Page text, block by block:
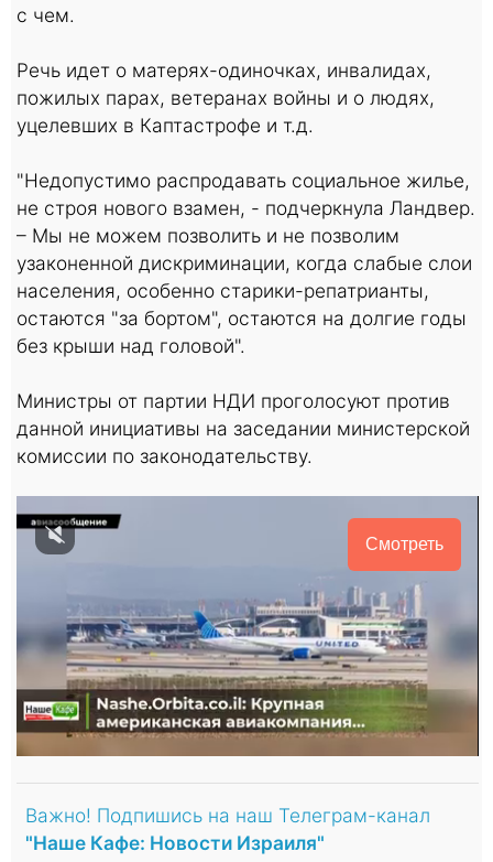
с чем.
Речь идет о матерях-одиночках, инвалидах,
пожилых парах, ветеранах войны и о людях,
уцелевших в Каптастрофе и т.д.
"Недопустимо распродавать социальное жилье,
не строя нового взамен, - подчеркнула Ландвер.
– Мы не можем позволить и не позволим
узаконенной дискриминации, когда слабые слои
населения, особенно старики-репатрианты,
остаются "за бортом", остаются на долгие годы
без крыши над головой".
Министры от партии НДИ проголосуют против
данной инициативы на заседании министерской
комиссии по законодательству.
Смотреть
Важно! Подпишись на наш Телеграм-канал
"Наше Кафе: Новости Израиля"